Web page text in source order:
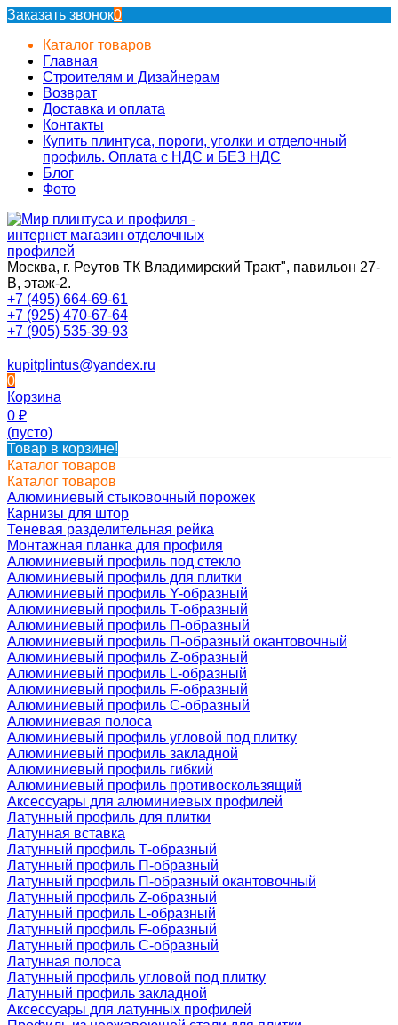
Заказать звонок0
Каталог товаров
Главная
Строителям и Дизайнерам
Возврат
Доставка и оплата
Контакты
Купить плинтуса, пороги, уголки и отделочный
профиль. Оплата с НДС и БЕЗ НДС
Блог
Фото
Москва, г. Реутов ТК Владимирский Тракт", павильон 27-
В, этаж-2.
+7 (495) 664-69-61
+7 (925) 470-67-64
+7 (905) 535-39-93
kupitplintus@yandex.ru
0
Корзина
0 ₽
(пусто)
Товар в корзине!
Каталог товаров
Каталог товаров
Алюминиевый стыковочный порожек
Карнизы для штор
Теневая разделительная рейка
Монтажная планка для профиля
Алюминиевый профиль под стекло
Алюминиевый профиль для плитки
Алюминиевый профиль Y-образный
Алюминиевый профиль Т-образный
Алюминиевый профиль П-образный
Алюминиевый профиль П-образный окантовочный
Алюминиевый профиль Z-образный
Алюминиевый профиль L-образный
Алюминиевый профиль F-образный
Алюминиевый профиль C-образный
Алюминиевая полоса
Алюминиевый профиль угловой под плитку
Алюминиевый профиль закладной
Алюминиевый профиль гибкий
Алюминиевый профиль противоскользящий
Аксессуары для алюминиевых профилей
Латунный профиль для плитки
Латунная вставка
Латунный профиль Т-образный
Латунный профиль П-образный
Латунный профиль П-образный окантовочный
Латунный профиль Z-образный
Латунный профиль L-образный
Латунный профиль F-образный
Латунный профиль C-образный
Латунная полоса
Латунный профиль угловой под плитку
Латунный профиль закладной
Аксессуары для латунных профилей